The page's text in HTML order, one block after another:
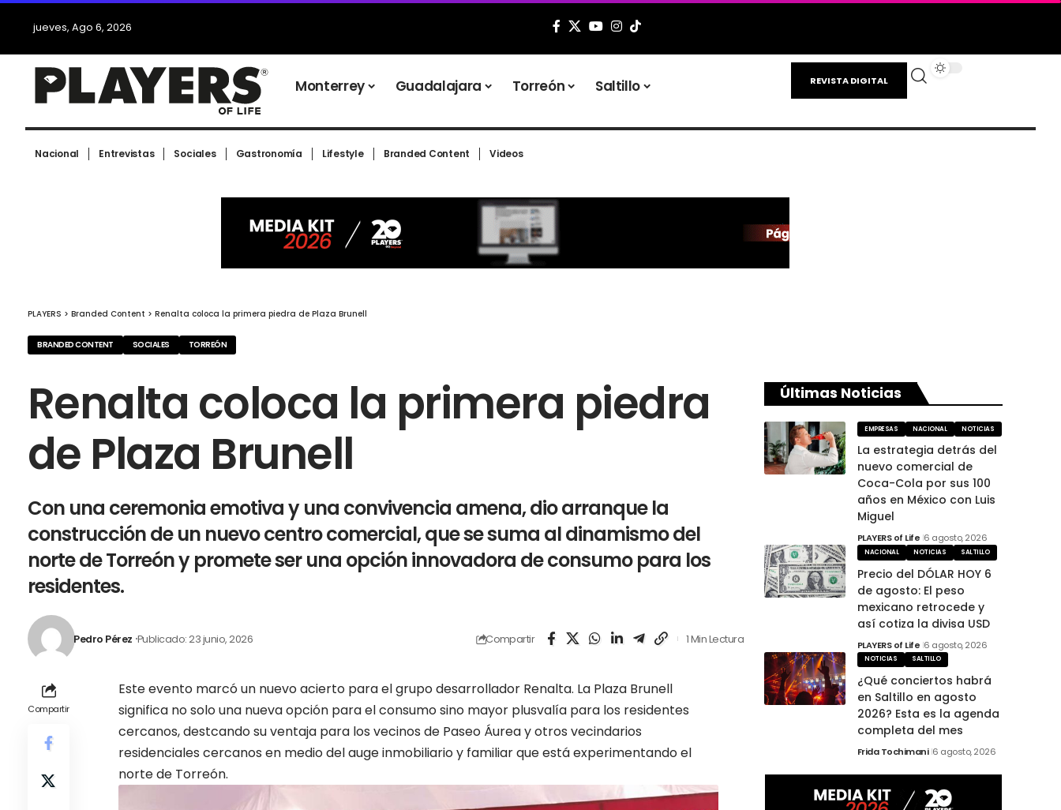
jueves, Ago 6, 2026
Monterrey Guadalajara Torreón Saltillo REVISTA DIGITAL
Nacional Entrevistas Sociales Gastronomía Lifestyle Branded Content Videos
PLAYERS > Branded Content > Renalta coloca la primera piedra de Plaza Brunell
BRANDED CONTENT SOCIALES TORREÓN
Renalta coloca la primera piedra
de Plaza Brunell
Con una ceremonia emotiva y una convivencia amena, dio arranque la
construcción de un nuevo centro comercial, que se suma al dinamismo del
norte de Torreón y promete ser una opción innovadora de consumo para los
residentes.
Pedro Pérez Publicado: 23 junio, 2026 Compartir 1 Min Lectura
Compartir
Este evento marcó un nuevo acierto para el grupo desarrollador Renalta. La Plaza Brunell
significa no solo una nueva opción para el consumo sino mayor plusvalía para los residentes
cercanos, destcando su ventaja para los vecinos de Paseo Áurea y otros vecindarios
residenciales cercanos en medio del auge inmobiliario y familiar que está experimentando el
norte de Torreón.
Últimas Noticias
EMPRESAS NACIONAL NOTICIAS
La estrategia detrás del
nuevo comercial de
Coca-Cola por sus 100
años en México con Luis
Miguel
PLAYERS of Life 6 agosto, 2026
NACIONAL NOTICIAS SALTILLO
Precio del DÓLAR HOY 6
de agosto: El peso
mexicano retrocede y
así cotiza la divisa USD
PLAYERS of Life 6 agosto, 2026
NOTICIAS SALTILLO
¿Qué conciertos habrá
en Saltillo en agosto
2026? Esta es la agenda
completa del mes
Frida Tochimani 6 agosto, 2026